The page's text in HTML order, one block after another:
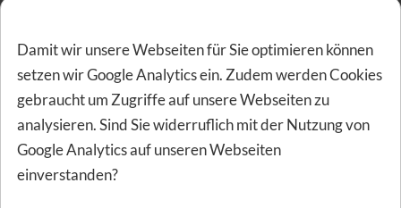
Implantate im Kalenderjahr, ansonsten wenigstens eines
pro Jahr. Das kann für Versicherte problematisch
werden! Bei implantatgetragenen Brückenversorgungen
sind immer mindestens zwei Implantate zeitgleich
erforderlich. Hier müssten sie bei Tarifen, die Implantate
nicht nur in der Anzahl sondern auch pro Kalenderjahr
Damit wir unsere Webseiten für Sie optimieren können
setzen wir Google Analytics ein. Zudem werden Cookies
gebraucht um Zugriffe auf unsere Webseiten zu
analysieren. Sind Sie widerruflich mit der Nutzung von
Google Analytics auf unseren Webseiten
einverstanden?